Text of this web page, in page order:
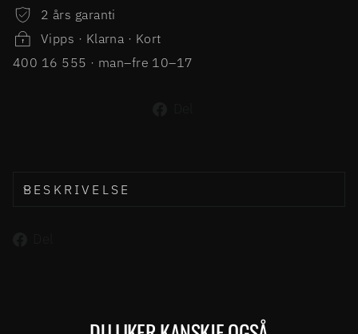
2 års garanti
Vipps · Klarna · Kort
400 16 555 · man–fre 10–17
BESKRIVELSE